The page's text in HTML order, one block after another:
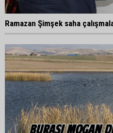
Ramazan Şimşek saha